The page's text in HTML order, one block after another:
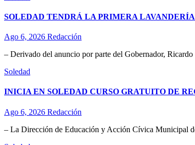
SOLEDAD TENDRÁ LA PRIMERA
Ago 6, 2026 Redacción
– Derivado del anuncio por parte del Gobernador,
Soledad
INICIA EN SOLEDAD CURSO GRATUITO DE
Ago 6, 2026 Redacción
– La Dirección de Educación y Acción Cívica Municipal